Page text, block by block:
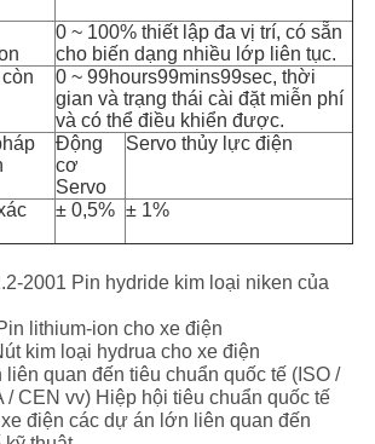
0 ~ 100% thiết lập đa vị trí, có sẵn
cho biến dạng nhiều lớp liên tục.
0 ~ 99hours99mins99sec, thời
gian và trạng thái cài đặt miễn phí
và có thể điều khiển được.
Động
cơ
Servo
Servo thủy lực điện
± 0,5% ± 1%
2001 Pin hydride kim loại niken của
lithium-ion cho xe điện
kim loại hydrua cho xe điện
liên quan đến tiêu chuẩn quốc tế (ISO /
/ CEN vv) Hiệp hội tiêu chuẩn quốc tế
điện các dự án lớn liên quan đến